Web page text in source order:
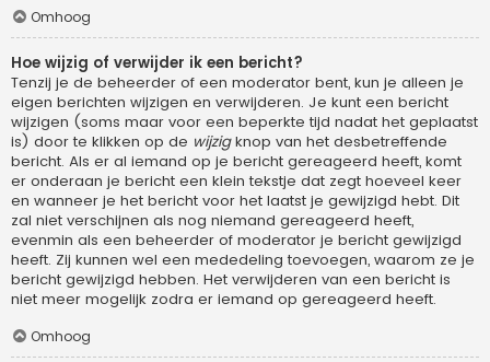
Omhoog
Hoe wijzig of verwijder ik een bericht?
Tenzij je de beheerder of een moderator bent, kun je alleen je
eigen berichten wijzigen en verwijderen. Je kunt een bericht
wijzigen (soms maar voor een beperkte tijd nadat het geplaatst
is) door te klikken op de wijzigknop van het desbetreffende
bericht. Als er al iemand op je bericht gereageerd heeft, komt
er onderaan je bericht een klein tekstje dat zegt hoeveel keer
en wanneer je het bericht voor het laatst je gewijzigd hebt. Dit
zal niet verschijnen als nog niemand gereageerd heeft,
evenmin als een beheerder of moderator je bericht gewijzigd
heeft. Zij kunnen wel een mededeling toevoegen, waarom ze je
bericht gewijzigd hebben. Het verwijderen van een bericht is
niet meer mogelijk zodra er iemand op gereageerd heeft.
Omhoog